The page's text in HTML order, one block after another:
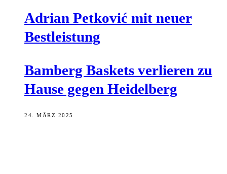
Adri­an Pet­ko­vić mit neu­er
Bestleistung
Bam­berg Bas­kets ver­lie­ren zu
Hau­se gegen Heidelberg
24. MÄRZ 2025